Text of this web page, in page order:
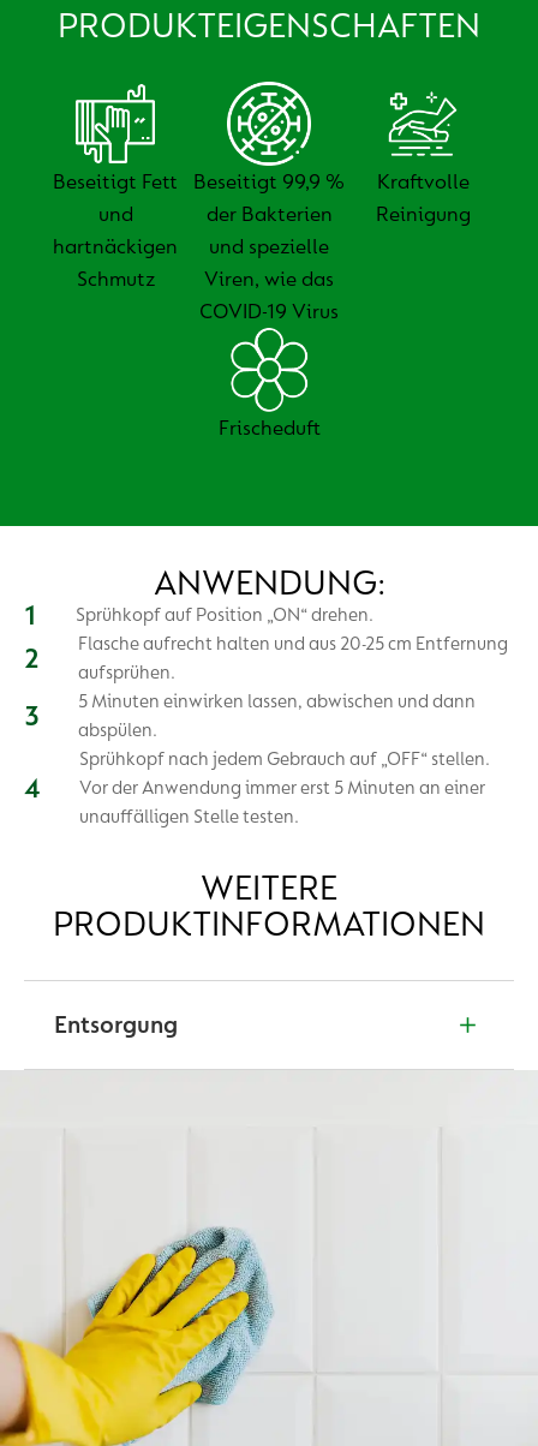
PRODUKTEIGENSCHAFTEN
Beseitigt Fett
und
hartnäckigen
Schmutz
Beseitigt 99,9 %
der Bakterien
und spezielle
Viren, wie das
COVID-19 Virus
Kraftvolle
Reinigung
Frischeduft
ANWENDUNG:
Sprühkopf auf Position „ON“ drehen.
Flasche aufrecht halten und aus 20-25 cm Entfernung
aufsprühen.
5 Minuten einwirken lassen, abwischen und dann
abspülen.
Sprühkopf nach jedem Gebrauch auf „OFF“ stellen.
Vor der Anwendung immer erst 5 Minuten an einer
unauffälligen Stelle testen.
WEITERE
PRODUKTINFORMATIONEN
Entsorgung